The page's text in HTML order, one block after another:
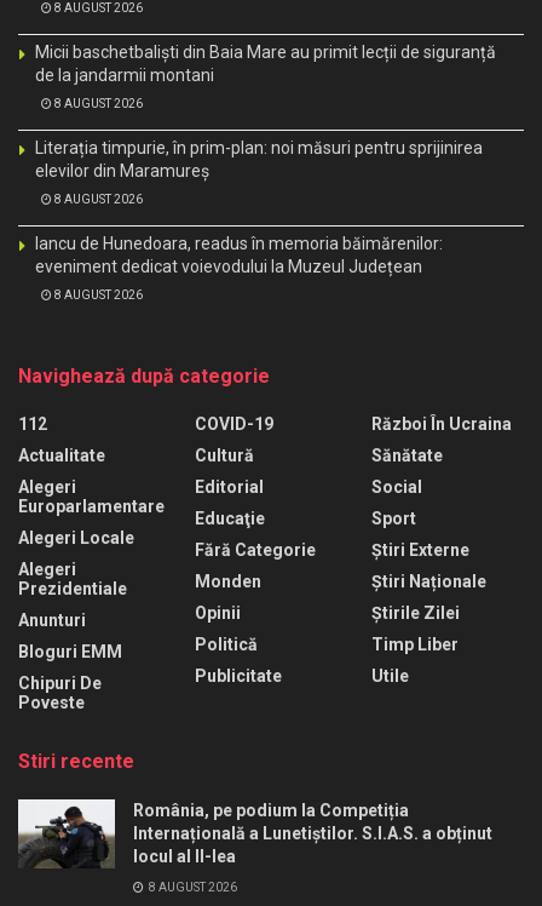
8 AUGUST 2026
Micii baschetbaliști din Baia Mare au primit lecții de siguranță
de la jandarmii montani
8 AUGUST 2026
Literația timpurie, în prim-plan: noi măsuri pentru sprijinirea
elevilor din Maramureș
8 AUGUST 2026
Iancu de Hunedoara, readus în memoria băimărenilor:
eveniment dedicat voievodului la Muzeul Județean
8 AUGUST 2026
Navighează după categorie
112
Actualitate
Alegeri
Europarlamentare
Alegeri Locale
Alegeri
Prezidentiale
Anunturi
Bloguri EMM
Chipuri De
Poveste
COVID-19
Cultură
Editorial
Educaţie
Fără Categorie
Monden
Opinii
Politică
Publicitate
Război În Ucraina
Sănătate
Social
Sport
Știri Externe
Știri Naționale
Știrile Zilei
Timp Liber
Utile
Stiri recente
România, pe podium la Competiția
Internațională a Lunetiștilor. S.I.A.S. a obținut
locul al II-lea
8 AUGUST 2026